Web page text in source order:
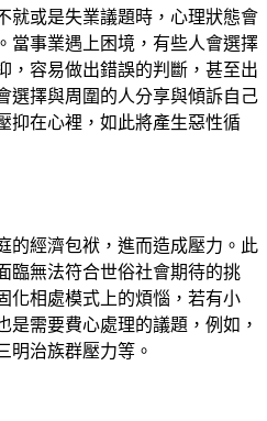
就或是失業議題時，心理狀態會
當事業遇上困境，有些人會選擇
，容易做出錯誤的判斷，甚至出
選擇與周圍的人分享與傾訴自己
抑在心裡，如此將產生惡性循
的經濟包袱，進而造成壓力。此
臨無法符合世俗社會期待的挑
化相處模式上的煩惱，若有小
是需要費心處理的議題，例如，
明治族群壓力等。